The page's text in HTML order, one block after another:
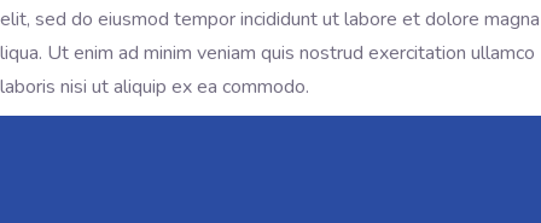
elit, sed do eiusmod tempor incididunt ut labore et dolore magna
liqua. Ut enim ad minim veniam quis nostrud exercitation ullamco
laboris nisi ut aliquip ex ea commodo.